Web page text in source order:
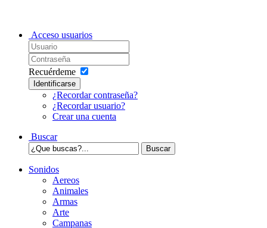
Acceso usuarios
Recuérdeme
Identificarse
¿Recordar contraseña?
¿Recordar usuario?
Crear una cuenta
Buscar
Sonidos
Aereos
Animales
Armas
Arte
Campanas